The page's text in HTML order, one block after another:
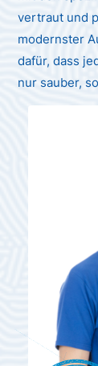
vertraut und
modernster
dafür, dass
nur sauber,